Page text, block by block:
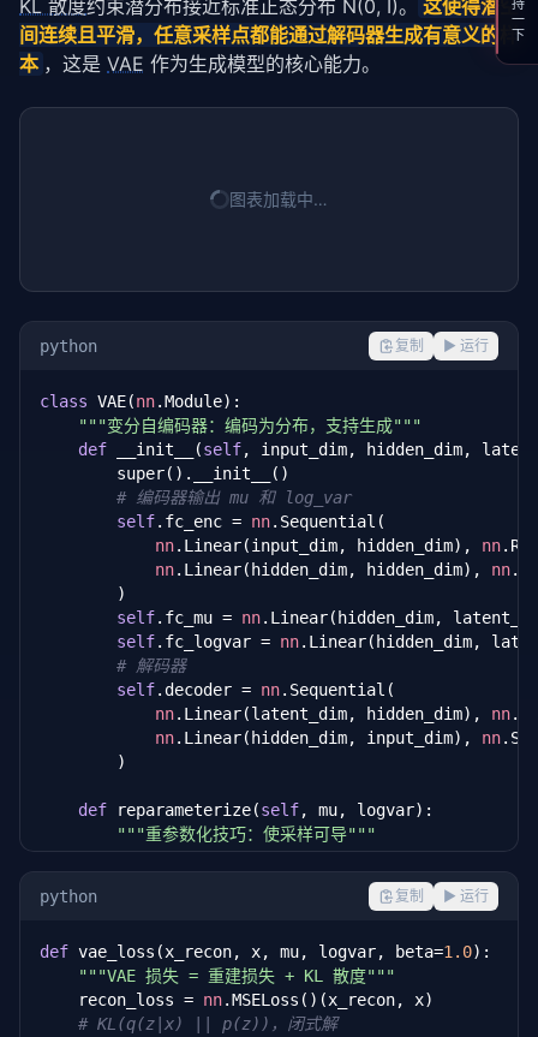
KL 散度约束潜分布接近标准正态分布 N(0, I)。
这使得潜空
间连续且平滑，任意采样点都能通过解码器生成有意义的样
本 ，这是 VAE 作为生成模型的核心能力。
图表加载中…
python 复制 ▶ 运行
class VAE(nn.Module):
"""变分自编码器：编码为分布，支持生成"""
def __init__(self, input_dim, hidden_dim,
        super().__init__()
# 编码器输出 mu 和 log_var
self.fc_enc = nn.Sequential(
nn.Linear(input_dim, hidden_dim), nn
nn.Linear(hidden_dim, hidden_dim), nn
        )
self.fc_mu = nn.Linear(hidden_dim,
self.fc_logvar = nn.Linear(hidden_dim,
# 解码器
self.decoder = nn.Sequential(
nn.Linear(latent_dim, hidden_dim), nn
nn.Linear(hidden_dim, input_dim), nn
        )
def reparameterize(self, mu, logvar):
"""重参数化技巧：使采样可导"""
        std =
torch.exp(0.5 * logvar)
.randn_like(std)
def forward(self, x):
        h =
self.fc_enc(x)
        mu =
self .fc_mu(h)
        logvar =
self.fc_logvar(h)
python 复制 ▶ 运行
def vae_loss(x_recon, x, mu, logvar, beta=1.0):
"""VAE 损失 = 重建损失 + KL 散度"""
    recon_loss =
nn.MSELoss()(x_recon, x)
# KL(q(z|x) || p(z))，闭式解